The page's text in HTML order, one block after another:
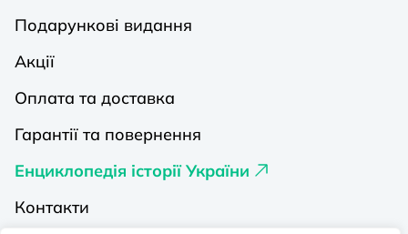
Подарункові видання
Акції
Оплата та доставка
Гарантії та повернення
Енциклопедія історії України
Контакти